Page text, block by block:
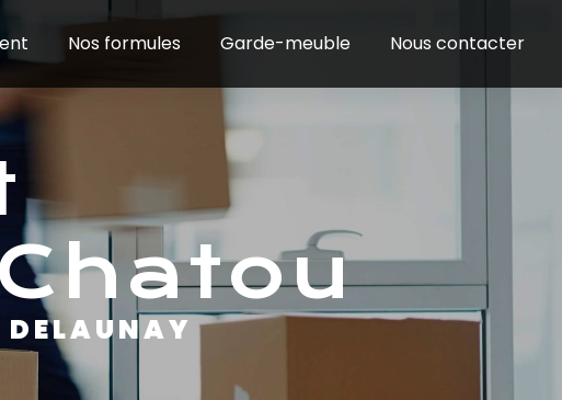
Nos formules Garde-meuble Nous contacter
DELAUNAY